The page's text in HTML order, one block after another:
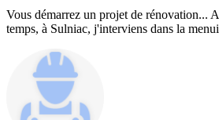
Vous démarrez un projet de rénovation...
temps, à Sulniac, j'interviens dans la